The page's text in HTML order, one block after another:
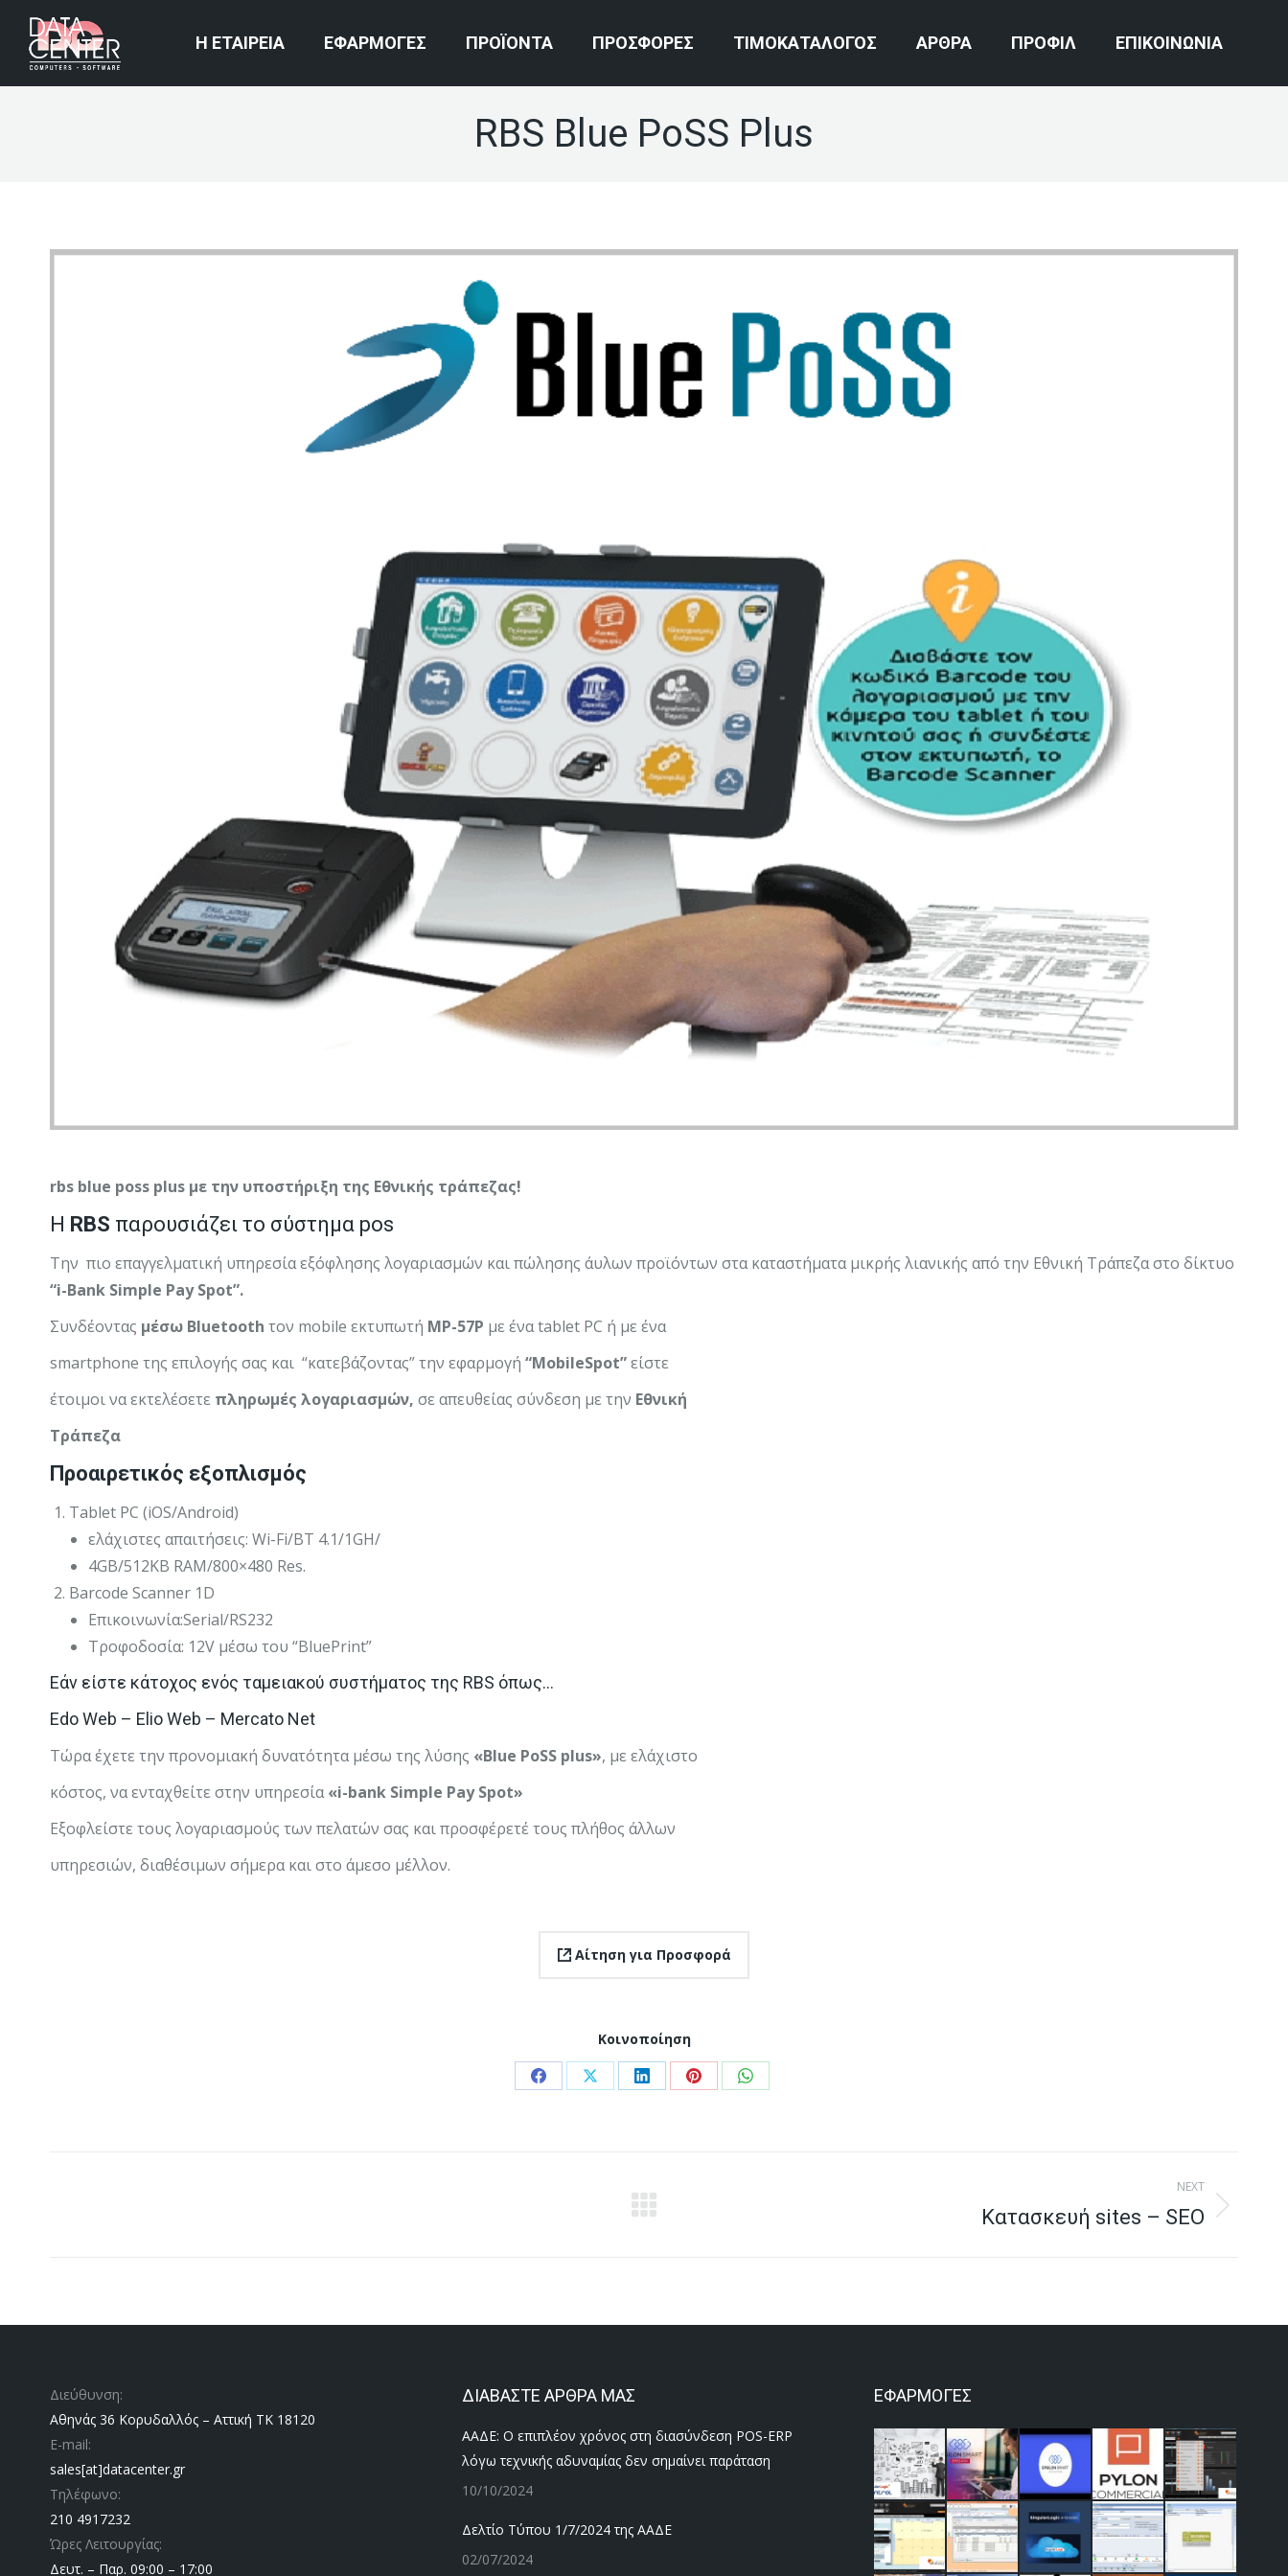
Η ΕΤΑΙΡΕΙΑ ΕΦΑΡΜΟΓΕΣ ΠΡΟΪΟΝΤΑ ΠΡΟΣΦΟΡΕΣ ΤΙΜΟΚΑΤΑΛΟΓΟΣ ΑΡΘΡΑ ΠΡΟΦΙΛ ΕΠΙΚΟΙΝΩΝΙΑ
RBS Blue PoSS Plus
rbs blue poss plus με την υποστήριξη της Εθνικής τράπεζας!
Η RBS παρουσιάζει το σύστημα pos
Την πιο επαγγελματική υπηρεσία εξόφλησης λογαριασμών και πώλησης άυλων προϊόντων στα καταστήματα μικρής λιανικής από την Εθνική Τράπεζα στο δίκτυο
“i-Bank Simple Pay Spot”.
Συνδέοντας μέσω Bluetooth τον mobile εκτυπωτή MP-57P με ένα tablet PC ή με ένα
smartphone της επιλογής σας και “κατεβάζοντας” την εφαρμογή “MobileSpot”είστε
έτοιμοι να εκτελέσετε πληρωμές λογαριασμών, σε απευθείας σύνδεση με την Εθνική
Τράπεζα
Προαιρετικός εξοπλισμός
Tablet PC (iOS/Android)
ελάχιστες απαιτήσεις: Wi-Fi/BT 4.1/1GH/
4GB/512KB RAM/800×480 Res.
Barcode Scanner 1D
Επικοινωνία:Serial/RS232
Τροφοδοσία: 12V μέσω του “BluePrint”
Εάν είστε κάτοχος ενός ταμειακού συστήματος της RBS όπως…
Edo Web – Elio Web – Mercato Net
Τώρα έχετε την προνομιακή δυνατότητα μέσω της λύσης «Blue PoSS plus», με ελάχιστο
κόστος, να ενταχθείτε στην υπηρεσία«i-bank Simple Pay Spot»
Εξοφλείστε τους λογαριασμούς των πελατών σας και προσφέρετέ τους πλήθος άλλων
υπηρεσιών, διαθέσιμων σήμερα και στο άμεσο μέλλον.
Αίτηση για Προσφορά
Κοινοποίηση
Share Share Share Share Share
NEXT
Κατασκευή sites – SEO
Διεύθυνση:
Αθηνάς 36 Κορυδαλλός – Αττική ΤΚ 18120
E-mail:
sales[at]datacenter.gr
Τηλέφωνο:
210 4917232
Ώρες Λειτουργίας:
Δευτ. – Παρ. 09:00 – 17:00
ΔΙΑΒΑΣΤΕ ΑΡΘΡΑ ΜΑΣ
ΑΑΔΕ: Ο επιπλέον χρόνος στη διασύνδεση POS-ERP
λόγω τεχνικής αδυναμίας δεν σημαίνει παράταση
10/10/2024
Δελτίο Τύπου 1/7/2024 της ΑΑΔΕ
02/07/2024
ΕΦΑΡΜΟΓΕΣ